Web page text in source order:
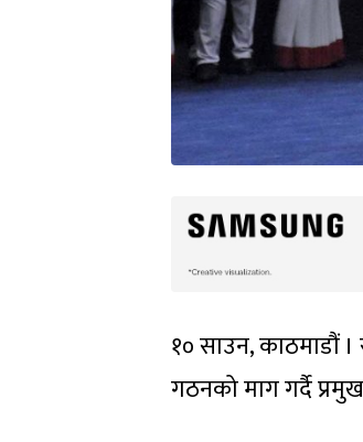
१० साउन, काठमाडौं
गठनको माग गर्दै